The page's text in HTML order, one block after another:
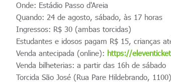
Onde: Estádio Passo d'Areia
Quando: 24 de agosto, sábado, às 17 horas
Ingressos: R$ 30 (ambas torcidas)
Estudantes e idosos pagam R$ 15, crianças
Venda antecipada (online): https://
Venda bilheterias: a partir das 16h de sábado
Torcida São José (Rua Pare Hildebrando, 1100)